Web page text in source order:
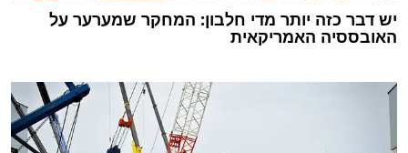
יש דבר כזה יותר מדי חלבון: המחקר שמערער על
האובססיה האמריקאית